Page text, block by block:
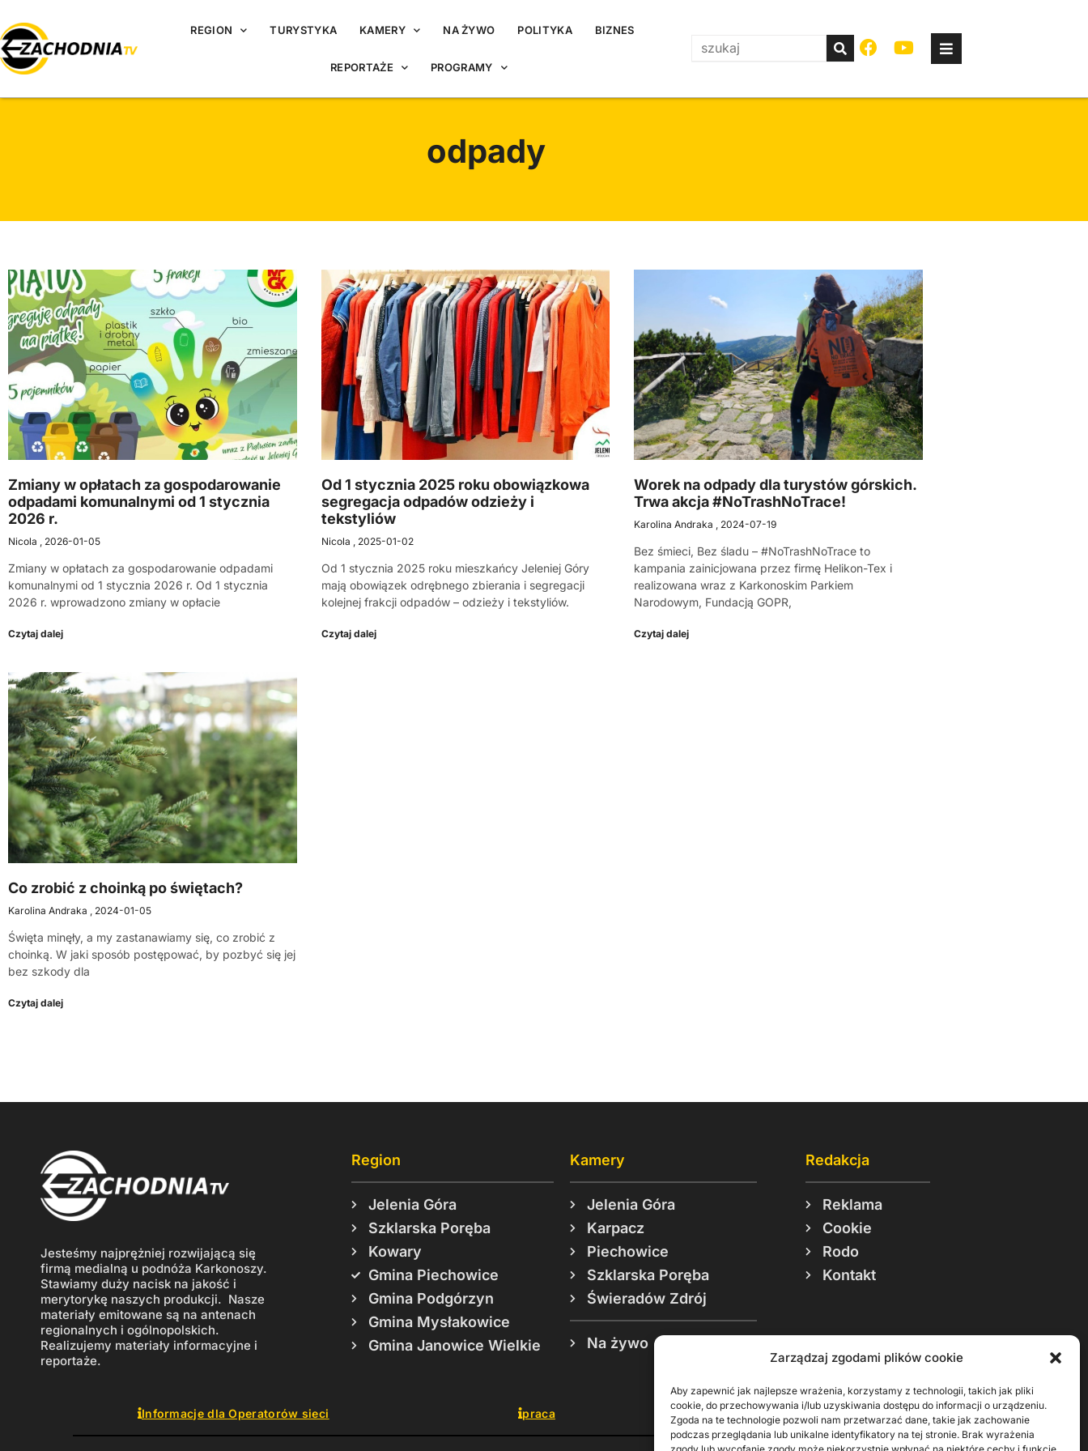
Zarządzaj zgodami plików cookie
Aby zapewnić jak najlepsze wrażenia, korzystamy z technologii, takich jak pliki
cookie, do przechowywania i/lub uzyskiwania dostępu do informacji o urządzeniu.
Zgoda na te technologie pozwoli nam przetwarzać dane, takie jak zachowanie
podczas przeglądania lub unikalne identyfikatory na tej stronie. Brak wyrażenia
REGION TURYSTYKA KAMERY NA ŻYWO POLITYKA BIZNES
REPORTAŻE PROGRAMY
odpady
Zmiany w opłatach za gospodarowanie
odpadami komunalnymi od 1 stycznia
2026 r.
Nicola 2026-01-05
Zmiany w opłatach za gospodarowanie odpadami
komunalnymi od 1 stycznia 2026 r. Od 1 stycznia
2026 r. wprowadzono zmiany w opłacie
Czytaj dalej
Od 1 stycznia 2025 roku obowiązkowa
segregacja odpadów odzieży i
tekstyliów
Nicola 2025-01-02
Od 1 stycznia 2025 roku mieszkańcy Jeleniej Góry
mają obowiązek odrębnego zbierania i segregacji
kolejnej frakcji odpadów – odzieży i tekstyliów.
Czytaj dalej
Worek na odpady dla turystów górskich.
Trwa akcja #NoTrashNoTrace!
Karolina Andraka 2024-07-19
Bez śmieci, Bez śladu – #NoTrashNoTrace to
kampania zainicjowana przez firmę Helikon-Tex i
realizowana wraz z Karkonoskim Parkiem
Narodowym, Fundacją GOPR,
Czytaj dalej
Co zrobić z choinką po świętach?
Karolina Andraka 2024-01-05
Święta minęły, a my zastanawiamy się, co zrobić z
choinką. W jaki sposób postępować, by pozbyć się jej
bez szkody dla
Czytaj dalej
Jesteśmy najprężniej rozwijającą się
firmą medialną u podnóża Karkonoszy.
Stawiamy duży nacisk na jakość i
merytorykę naszych produkcji. Nasze
materiały emitowane są na antenach
regionalnych i ogólnopolskich.
Realizujemy materiały informacyjne i
reportaże.
Region
Jelenia Góra
Szklarska Poręba
Kowary
Gmina Piechowice
Gmina Podgórzyn
Gmina Mysłakowice
Gmina Janowice Wielkie
Kamery
Jelenia Góra
Karpacz
Piechowice
Szklarska Poręba
Świeradów Zdrój
Na żywo
Redakcja
Reklama
Cookie
Rodo
Kontakt
Informacje dla Operatorów sieci praca Materiały do pobrania